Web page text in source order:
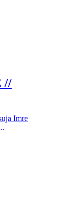
//
Imre